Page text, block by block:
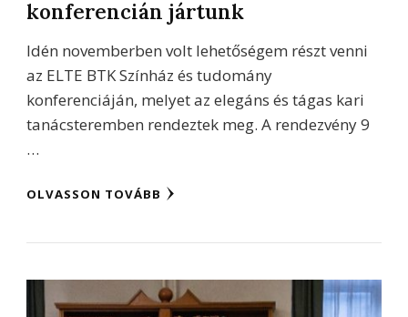
konferencián jártunk
Idén novemberben volt lehetőségem részt venni
az ELTE BTK Színház és tudomány
konferenciáján, melyet az elegáns és tágas kari
tanácsteremben rendeztek meg. A rendezvény 9
…
OLVASSON TOVÁBB